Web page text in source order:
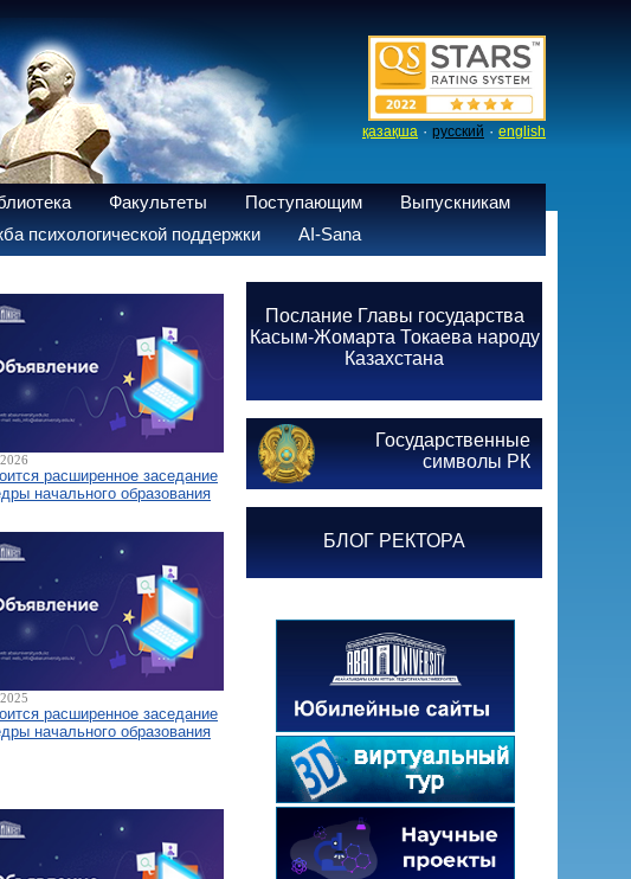
қазақша · русский · english
Факультеты Поступающим
Выпускникам
психологической поддержки AI-Sana
расширенное заседание
начального образования
расширенное заседание
начального образования
Послание Главы государства
Касым-Жомарта Токаева народу
Казахстана
Государственные
символы РК
БЛОГ РЕКТОРА